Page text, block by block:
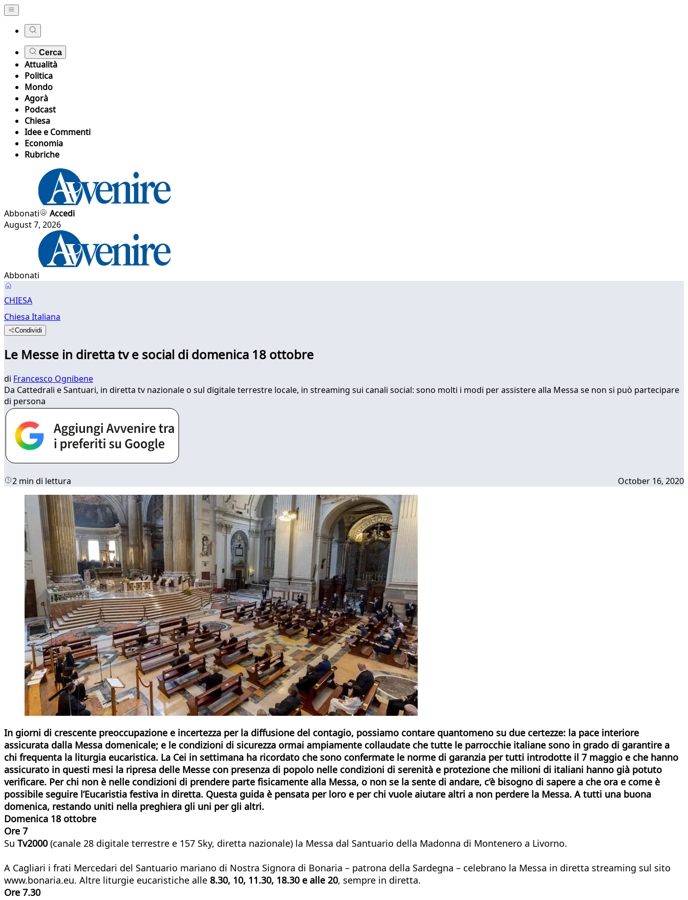
Cerca
Attualità
Politica
Mondo
Agorà
Podcast
Chiesa
Idee e Commenti
Economia
Rubriche
Abbonati
Accedi
August 7, 2026
Abbonati
CHIESA
Chiesa Italiana
Condividi
Le Messe in diretta tv e social di domenica 18 ottobre
di Francesco Ognibene
Da Cattedrali e Santuari, in diretta tv nazionale o sul digitale terrestre locale, in streaming sui canali social: sono molti i modi per assistere alla Messa se non si può partecipare
di persona
2 min di lettura October 16, 2020
In giorni di crescente preoccupazione e incertezza per la diffusione del contagio, possiamo contare quantomeno su due certezze: la pace interiore
assicurata dalla Messa domenicale; e le condizioni di sicurezza ormai ampiamente collaudate che tutte le parrocchie italiane sono in grado di garantire a
chi frequenta la liturgia eucaristica. La Cei in settimana ha ricordato che sono confermate le norme di garanzia per tutti introdotte il 7 maggio e che hanno
assicurato in questi mesi la ripresa delle Messe con presenza di popolo nelle condizioni di serenità e protezione che milioni di italiani hanno già potuto
verificare. Per chi non è nelle condizioni di prendere parte fisicamente alla Messa, o non se la sente di andare, c’è bisogno di sapere a che ora e come è
possibile seguire l’Eucaristia festiva in diretta. Questa guida è pensata per loro e per chi vuole aiutare altri a non perdere la Messa. A tutti una buona
domenica, restando uniti nella preghiera gli uni per gli altri.
Domenica 18 ottobre
Ore 7
Su Tv2000(canale 28 digitale terrestre e 157 Sky, diretta nazionale) la Messa dal Santuario della Madonna di Montenero a Livorno.
A Cagliari i frati Mercedari del Santuario mariano di Nostra Signora di Bonaria – patrona della Sardegna – celebrano la Messa in diretta streaming sul sito
www.bonaria.eu. Altre liturgie eucaristiche alle 8.30, 10, 11.30, 18.30 e alle 20, sempre in diretta.
Ore 7.30